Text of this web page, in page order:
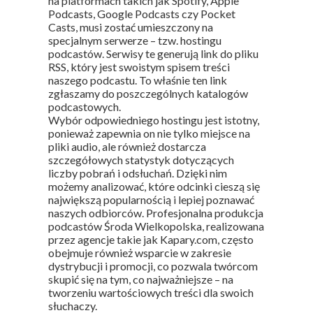
Podcasts, Google Podcasts czy Pocket
Casts, musi zostać umieszczony na
specjalnym serwerze – tzw. hostingu
podcastów. Serwisy te generują link do pliku
RSS, który jest swoistym spisem treści
naszego podcastu. To właśnie ten link
zgłaszamy do poszczególnych katalogów
podcastowych.
Wybór odpowiedniego hostingu jest istotny,
ponieważ zapewnia on nie tylko miejsce na
pliki audio, ale również dostarcza
szczegółowych statystyk dotyczących
liczby pobrań i odsłuchań. Dzięki nim
możemy analizować, które odcinki cieszą się
największą popularnością i lepiej poznawać
naszych odbiorców. Profesjonalna produkcja
podcastów Środa Wielkopolska, realizowana
przez agencje takie jak Kapary.com, często
obejmuje również wsparcie w zakresie
dystrybucji i promocji, co pozwala twórcom
skupić się na tym, co najważniejsze – na
tworzeniu wartościowych treści dla swoich
słuchaczy.